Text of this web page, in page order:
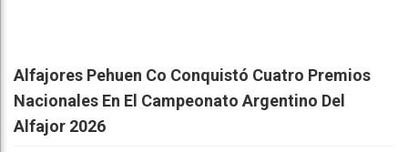
Alfajores Pehuen Co Conquistó Cuatro Premios
Nacionales En El Campeonato Argentino Del
Alfajor 2026